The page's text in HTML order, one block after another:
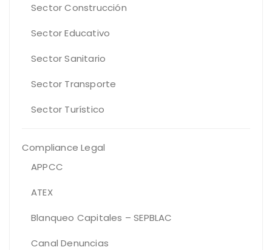
Sector Construcción
Sector Educativo
Sector Sanitario
Sector Transporte
Sector Turístico
Compliance Legal
APPCC
ATEX
Blanqueo Capitales – SEPBLAC
Canal Denuncias